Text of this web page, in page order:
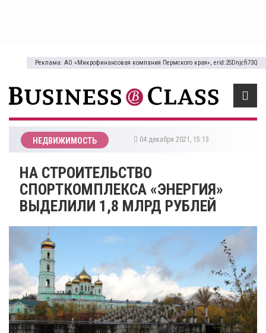
Реклама: АО «Микрофинансовая компания Пермского края», erid:2SDnjcfi73Q
НЕДВИЖИМОСТЬ 04 декабря 2021, 15:13
​НА СТРОИТЕЛЬСТВО
СПОРТКОМПЛЕКСА «ЭНЕРГИЯ»
ВЫДЕЛИЛИ 1,8 МЛРД РУБЛЕЙ